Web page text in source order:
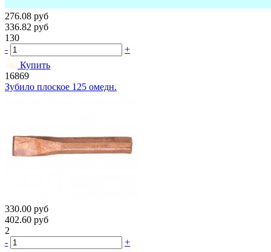
276.08 руб
336.82 руб
130
-
+
Купить
16869
Зубило плоское 125 омедн.
330.00 руб
402.60 руб
2
-
+